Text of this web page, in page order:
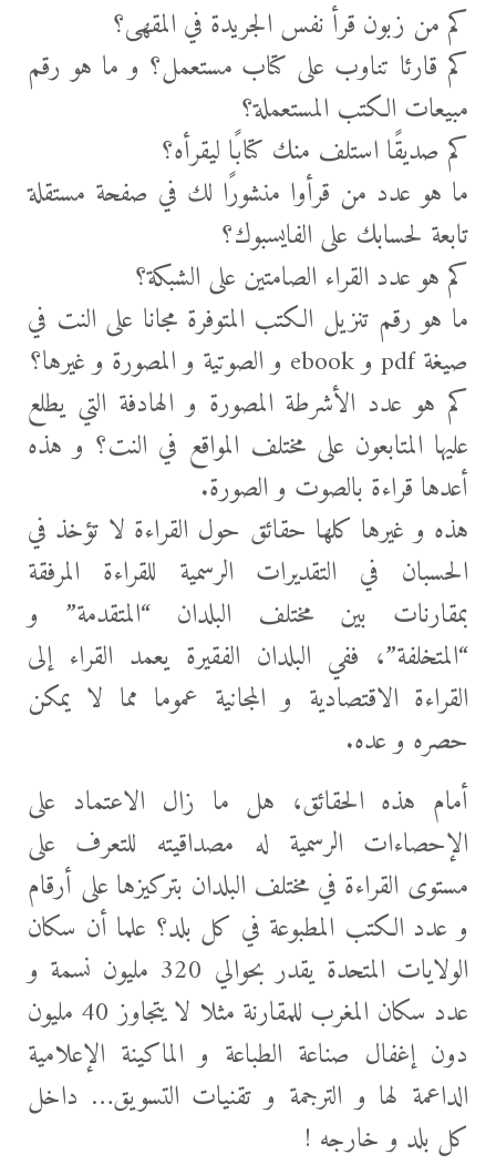
كم من زبون قرأ نفس الجريدة في المقهى؟
كم قارئا تناوب على كتاب مستعمل؟ و ما هو رقم
مبيعات الكتب المستعملة؟
كم صديقًا استلف منك كتابًا ليقرأه؟
ما هو عدد من قرأوا منشورًا لك في صفحة مستقلة
تابعة لحسابك على الفايسبوك؟
كم هو عدد القراء الصامتين على الشبكة؟
ما هو رقم تنزيل الكتب المتوفرة مجانا على النت في
صيغة pdf و ebook و الصوتية و المصورة و غيرها؟
كم هو عدد الأشرطة المصورة و الهادفة التي يطلع
عليها المتابعون على مختلف المواقع في النت؟ و هذه
أعدها قراءة بالصوت و الصورة.
هذه و غيرها كلها حقائق حول القراءة لا تؤخذ في
الحسبان في التقديرات الرسمية للقراءة المرفقة
بمقارنات بين مختلف البلدان “المتقدمة” و
“المتخلفة”، ففي البلدان الفقيرة يعمد القراء إلى
القراءة الاقتصادية و المجانية عموما مما لا يمكن
حصره و عده.
أمام هذه الحقائق، هل ما زال الاعتماد على
الإحصاءات الرسمية له مصداقيته للتعرف على
مستوى القراءة في مختلف البلدان بتركيزها على أرقام
و عدد الكتب المطبوعة في كل بلد؟ علما أن سكان
الولايات المتحدة يقدر بحوالي 320 مليون نسمة و
عدد سكان المغرب للمقارنة مثلا لا يتجاوز 40 مليون
دون إغفال صناعة الطباعة و الماكينة الإعلامية
الداعمة لها و الترجمة و تقنيات التسويق… داخل
كل بلد و خارجه !